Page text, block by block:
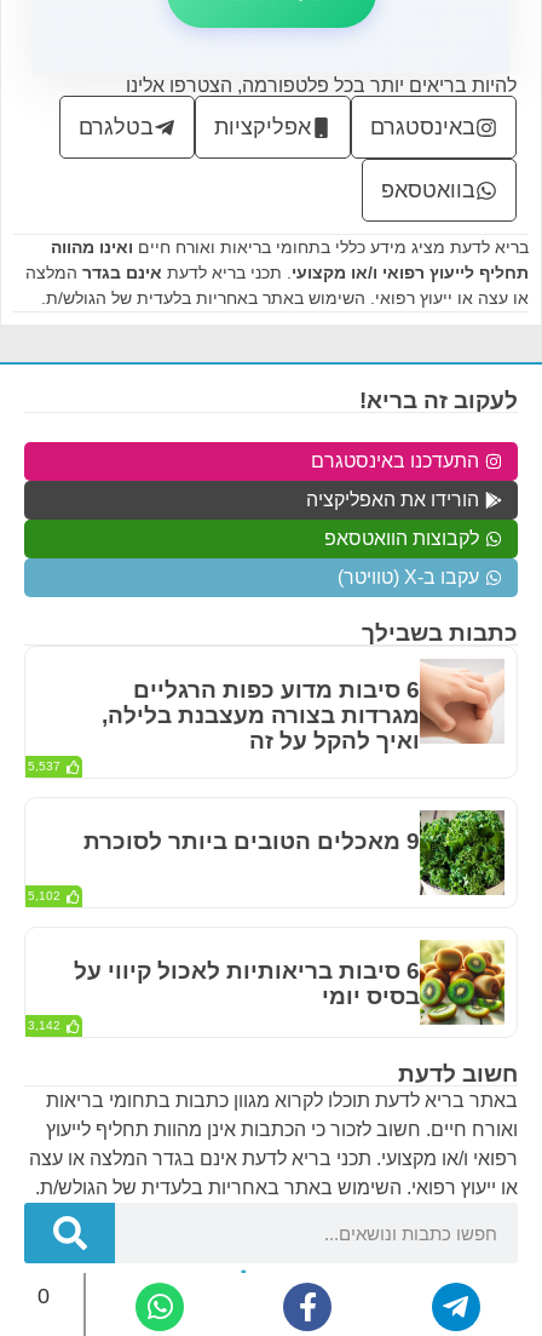
0
להיות בריאים יותר בכל פלטפורמה, הצטרפו אלינו
באינסטגרם אפליקציות בטלגרם
בוואטסאפ
בריא לדעת מציג מידע כללי בתחומי בריאות ואורח חיים ואינו מהווה
תחליף לייעוץ רפואי ו/או מקצועי. תכני בריא לדעת אינם בגדר המלצה
או עצה או ייעוץ רפואי. השימוש באתר באחריות בלעדית של הגולש/ת.
חשוב לדעת
באתר בריא לדעת תוכלו לקרוא מגוון כתבות בתחומי בריאות
ואורח חיים. חשוב לזכור כי הכתבות אינן מהוות תחליף לייעוץ
רפואי ו/או מקצועי. תכני בריא לדעת אינם בגדר המלצה או עצה
או ייעוץ רפואי. השימוש באתר באחריות בלעדית של הגולש/ת.
בריא לדעת – אתר הבריאות של ישראל © 2024
כתבות בשבילך
6 סיבות מדוע כפות הרגליים
מגרדות בצורה מעצבנת בלילה,
ואיך להקל על זה
5,537
9 מאכלים הטובים ביותר לסוכרת
5,102
6 סיבות בריאותיות לאכול קיווי על
בסיס יומי
3,142
לעקוב זה בריא!
התעדכנו באינסטגרם
הורידו את האפליקציה
לקבוצות הוואטסאפ
עקבו ב-X (טוויטר)